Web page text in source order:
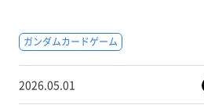
ガンダムカードゲーム
2026.05.01